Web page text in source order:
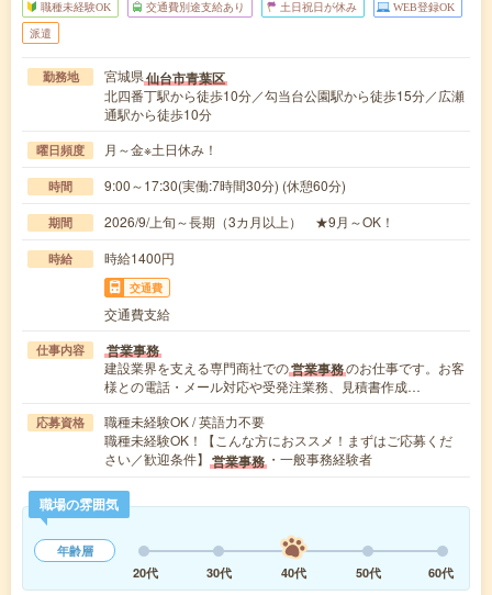
職種未経験OK 交通費別途支給あり 土日祝日が休み WEB登録OK
派遣
勤務地 宮城県仙台市青葉区
北四番丁駅から徒歩10分／勾当台公園駅から徒歩15分／広瀬
通駅から徒歩10分
曜日頻度 月～金※土日休み！
時間 9:00～17:30(実働:7時間30分) (休憩60分)
期間 2026/9/上旬～長期（3カ月以上） ★9月～OK！
時給 時給1400円
交通費
交通費支給
仕事内容 営業事務
建設業界を支える専門商社での営業事務のお仕事です。お客
様との電話・メール対応や受発注業務、見積書作成…
応募資格
職種未経験OK / 英語力不要
職種未経験OK！【こんな方におススメ！まずはご応募くだ
さい／歓迎条件】 営業事務 ・一般事務経験者
職場の雰囲気
年齢層
20代
30代 40代 50代 60代